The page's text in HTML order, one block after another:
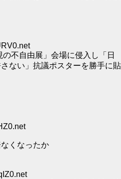
の不自由展」会場に侵入し「日
ない」抗議ポスターを勝手に貼
くなったか